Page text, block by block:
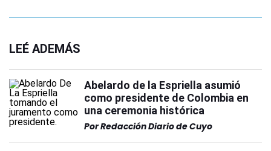
LEÉ ADEMÁS
Abelardo de la Espriella asumió
como presidente de Colombia en
una ceremonia histórica
PorRedacción Diario de Cuyo